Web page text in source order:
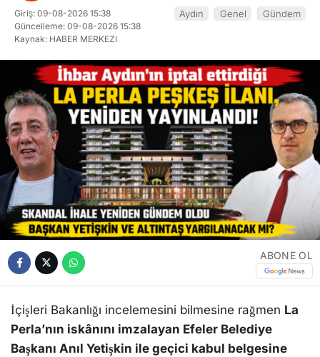
Giriş: 09-08-2026 15:38
Güncelleme: 09-08-2026 15:38
Kaynak: HABER MERKEZI
Aydın Genel Gündem
ABONE OL
İçişleri Bakanlığı incelemesini bilmesine rağmen La
Perla’nın iskânını imzalayan Efeler Belediye
Başkanı Anıl Yetişkin ile geçici kabul belgesine